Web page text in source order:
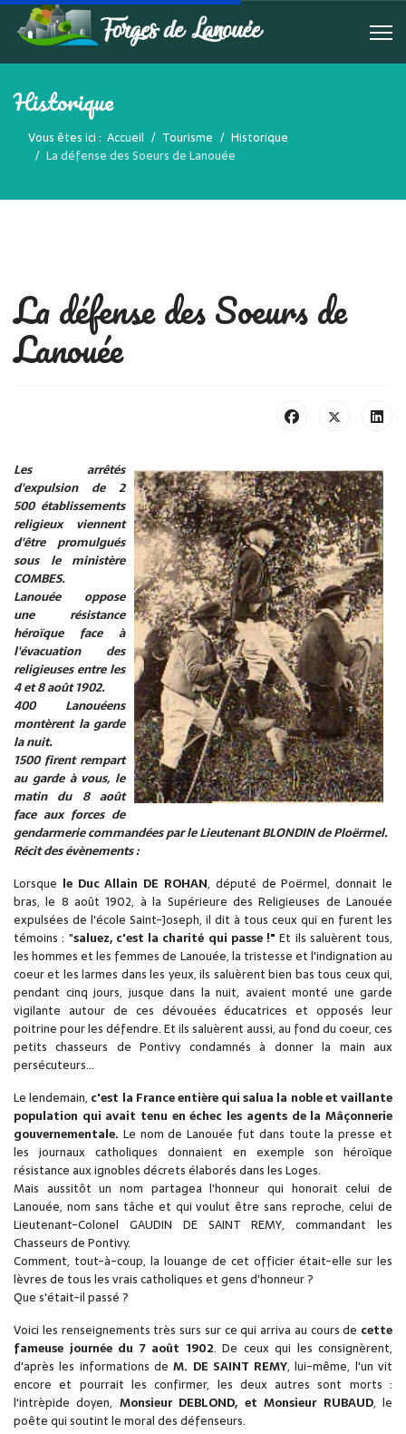
Historique
Vous êtes ici : Accueil Tourisme
Historique
La défense des Soeurs de Lanouée
La défense des Soeurs de
Lanouée
Les arrêtés
d'expulsion de 2
500 établissements
religieux viennent
d'être promulgués
sous le ministère
COMBES.
Lanouée oppose
une résistance
héroïque face à
l'évacuation des
religieuses entre les
4 et 8 août 1902.
400 Lanouéens
montèrent la garde
la nuit.
1500 firent rempart
au garde à vous, le
matin du 8 août
face aux forces de
gendarmerie commandées par le Lieutenant BLONDIN de Ploërmel.
Récit des évènements :
Lorsque le Duc Allain DE ROHAN, député de Poërmel, donnait le
bras, le 8 août 1902, à la Supérieure des Religieuses de Lanouée
expulsées de l'école Saint-Joseph, il dit à tous ceux qui en furent les
témoins : "saluez, c'est la charité qui passe !" Et ils saluèrent tous,
les hommes et les femmes de Lanouée, la tristesse et l'indignation au
coeur et les larmes dans les yeux, ils saluèrent bien bas tous ceux qui,
pendant cinq jours, jusque dans la nuit, avaient monté une garde
vigilante autour de ces dévouées éducatrices et opposés leur
poitrine pour les défendre. Et ils saluèrent aussi, au fond du coeur, ces
petits chasseurs de Pontivy condamnés à donner la main aux
persécuteurs...
Le lendemain, c'est la France entière qui salua la noble et vaillante
population qui avait tenu en échec les agents de la Mâçonnerie
gouvernementale. Le nom de Lanouée fut dans toute la presse et
les journaux catholiques donnaient en exemple son héroïque
résistance aux ignobles décrets élaborés dans les Loges.
Mais aussitôt un nom partagea l'honneur qui honorait celui de
Lanouée, nom sans tâche et qui voulut être sans reproche, celui de
Lieutenant-Colonel GAUDIN DE SAINT REMY, commandant les
Chasseurs de Pontivy.
Comment, tout-à-coup, la louange de cet officier était-elle sur les
lèvres de tous les vrais catholiques et gens d'honneur ?
Que s'était-il passé ?
Voici les renseignements très surs sur ce qui arriva au cours de cette
fameuse journée du 7 août 1902. De ceux qui les consignèrent,
d'après les informations deM. DE SAINT REMY, lui-même, l'un vit
encore et pourrait les confirmer, les deux autres sont morts :
l'intrèpide doyen, Monsieur DEBLOND, et Monsieur RUBAUD, le
poête qui soutint le moral des défenseurs.